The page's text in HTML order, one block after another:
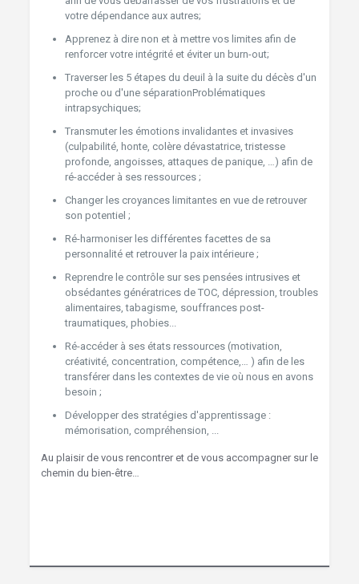
votre dépendance aux autres;
Apprenez à dire non et à mettre vos limites afin de
renforcer votre intégrité et éviter un burn-out;
Traverser les 5 étapes du deuil à la suite du décès d'un
proche ou d'une séparationProblématiques
intrapsychiques;
Transmuter les émotions invalidantes et invasives
(culpabilité, honte, colère dévastatrice, tristesse
profonde, angoisses, attaques de panique, …) afin de
ré-accéder à ses ressources ;
Changer les croyances limitantes en vue de retrouver
son potentiel ;
Ré-harmoniser les différentes facettes de sa
personnalité et retrouver la paix intérieure ;
Reprendre le contrôle sur ses pensées intrusives et
obsédantes génératrices de TOC, dépression, troubles
alimentaires, tabagisme, souffrances post-
traumatiques, phobies...
Ré-accéder à ses états ressources (motivation,
créativité, concentration, compétence,… ) afin de les
transférer dans les contextes de vie où nous en avons
besoin ;
Développer des stratégies d'apprentissage :
mémorisation, compréhension, ...
Au plaisir de vous rencontrer et de vous accompagner sur le
chemin du bien-être…